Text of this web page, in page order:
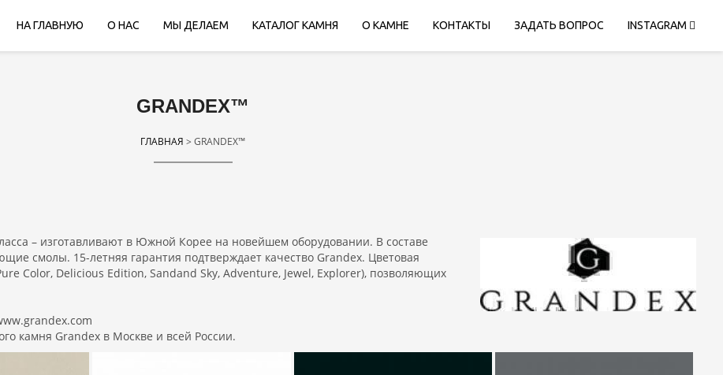
НА ГЛАВНУЮ О НАС МЫ ДЕЛАЕМ КАТАЛОГ КАМНЯ О КАМНЕ КОНТАКТЫ ЗАДАТЬ ВОПРОС INSTAGRAM
GRANDEX™
ГЛАВНАЯ > GRANDEX™
– изготавливают в Южной Корее на новейшем оборудовании. В составе
смолы. 15-летняя гарантия подтверждает качество Grandex. Цветовая
Color, Delicious Edition, Sandand Sky, Adventure, Jewel, Explorer), позволяющих
камня Grandex в Москве и всей России.